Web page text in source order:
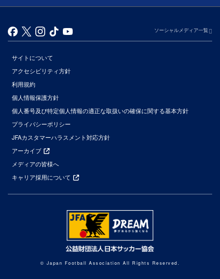
ソーシャルメディア一覧
サイトについて
アクセシビリティ方針
利用規約
個人情報保護方針
個人番号及び特定個人情報の適正な取扱いの確保に関する基本方針
プライバシーポリシー
JFAカスタマーハラスメント対応方針
アーカイブ
メディアの皆様へ
キャリア採用について
© Japan Football Association All Rights Reserved.